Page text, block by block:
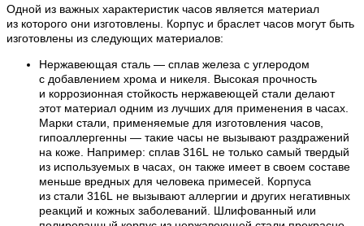
Одной из важных характеристик часов является материал
из которого они изготовлены. Корпус и браслет часов могут быть
изготовлены из следующих материалов:
Нержавеющая сталь — сплав железа с углеродом
с добавлением хрома и никеля. Высокая прочность
и коррозионная стойкость нержавеющей стали делают
этот материал одним из лучших для применения в часах.
Марки стали, применяемые для изготовления часов,
гипоаллергенны — такие часы не вызывают раздражений
на коже. Например: сплав 316L не только самый твердый
из используемых в часах, он также имеет в своем составе
меньше вредных для человека примесей. Корпуса
из стали 316L не вызывают аллергии и других негативных
реакций и кожных заболеваний. Шлифованный или